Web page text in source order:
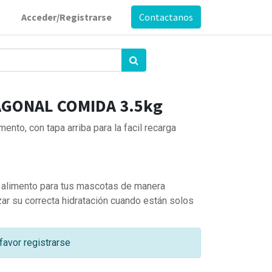
Acceder/Registrarse Contactanos
COMIDA 3.5kg
con tapa arriba para la facil recarga
para tus mascotas de manera
su correcta hidratación cuando están solos
registrarse